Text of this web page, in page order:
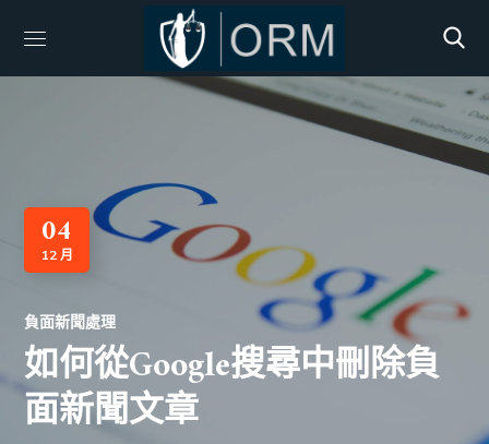
04
12 月
負面新聞處理
如何從Google搜尋中刪除負
面新聞文章